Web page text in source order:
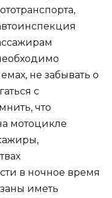
не забывать о
с
что
мотоцикле
в ночное время
иметь